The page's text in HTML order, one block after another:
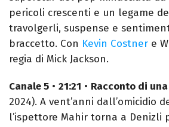
pericoli crescenti e un legame
travolgerli, suspense e
braccetto. Con Kevin Costner e
regia di Mick Jackson.
Canale 5 • 21:21 • Racconto di
2024). A vent’anni dall’omicidio
l’ispettore Mahir torna a Denizli